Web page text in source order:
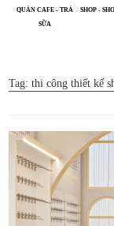
QUÁN CAFE - TRÀ
SỮA
SHOP -
Tag:thi công thiết kế